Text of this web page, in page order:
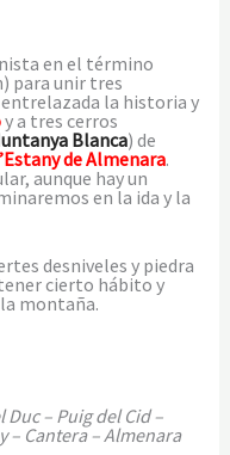
en el término
para unir tres
la historia y
y a tres cerros
Blanca) de
de Almenara.
aunque hay un
en la ida y la
desniveles y piedra
cierto hábito y
montaña.
– Puig del Cid –
– Cantera – Almenara